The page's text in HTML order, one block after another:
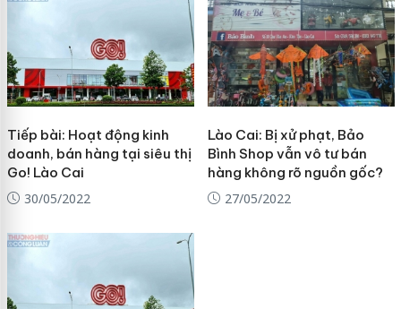
Tiếp bài: Hoạt động kinh
doanh, bán hàng tại siêu thị
Go! Lào Cai
30/05/2022
Lào Cai: Bị xử phạt, Bảo
Bình Shop vẫn vô tư bán
hàng không rõ nguồn gốc?
27/05/2022